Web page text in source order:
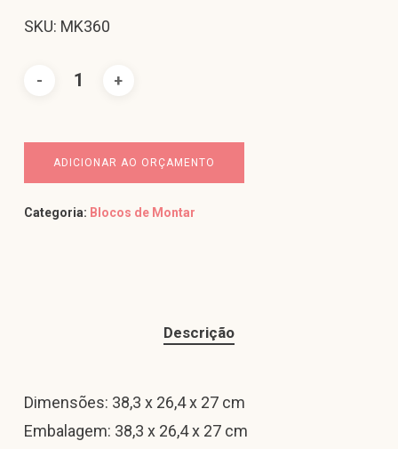
SKU: MK360
ADICIONAR AO ORÇAMENTO
Categoria: Blocos de Montar
Descrição
Dimensões: 38,3 x 26,4 x 27 cm
Embalagem: 38,3 x 26,4 x 27 cm